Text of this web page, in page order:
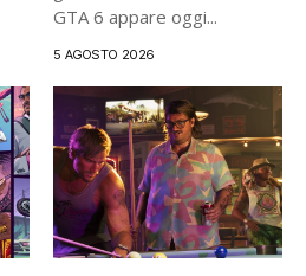
GTA 6 appare oggi...
5 AGOSTO 2026